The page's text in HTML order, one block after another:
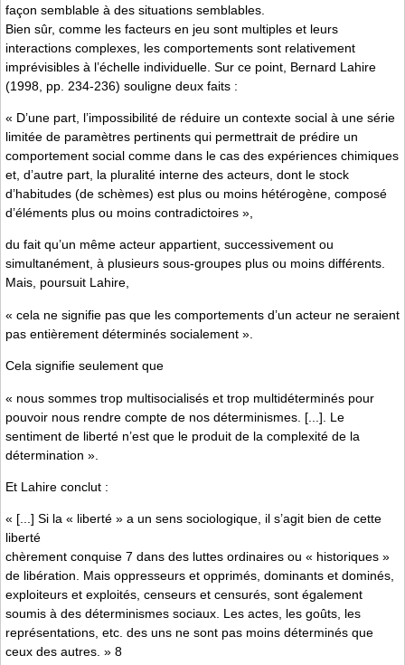
façon semblable à des situations semblables.
Bien sûr, comme les facteurs en jeu sont multiples et leurs
interactions complexes, les comportements sont relativement
imprévisibles à l’échelle individuelle. Sur ce point, Bernard Lahire
(1998, pp. 234-236) souligne deux faits :
« D’une part, l’impossibilité de réduire un contexte social à une série
limitée de paramètres pertinents qui permettrait de prédire un
comportement social comme dans le cas des expériences chimiques
et, d’autre part, la pluralité interne des acteurs, dont le stock
d’habitudes (de schèmes) est plus ou moins hétérogène, composé
d’éléments plus ou moins contradictoires »,
du fait qu’un même acteur appartient, successivement ou
simultanément, à plusieurs sous-groupes plus ou moins différents.
Mais, poursuit Lahire,
« cela ne signifie pas que les comportements d’un acteur ne seraient
pas entièrement déterminés socialement ».
Cela signifie seulement que
« nous sommes trop multisocialisés et trop multidéterminés pour
pouvoir nous rendre compte de nos déterminismes. [...]. Le
sentiment de liberté n’est que le produit de la complexité de la
détermination ».
Et Lahire conclut :
« [...] Si la « liberté » a un sens sociologique, il s’agit bien de cette
liberté
chèrement conquise 7 dans des luttes ordinaires ou « historiques »
de libération. Mais oppresseurs et opprimés, dominants et dominés,
exploiteurs et exploités, censeurs et censurés, sont également
soumis à des déterminismes sociaux. Les actes, les goûts, les
représentations, etc. des uns ne sont pas moins déterminés que
ceux des autres. » 8